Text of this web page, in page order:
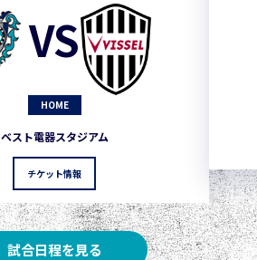
VS
HOME
ベスト電器スタジアム
チケット情報
試合日程を見る